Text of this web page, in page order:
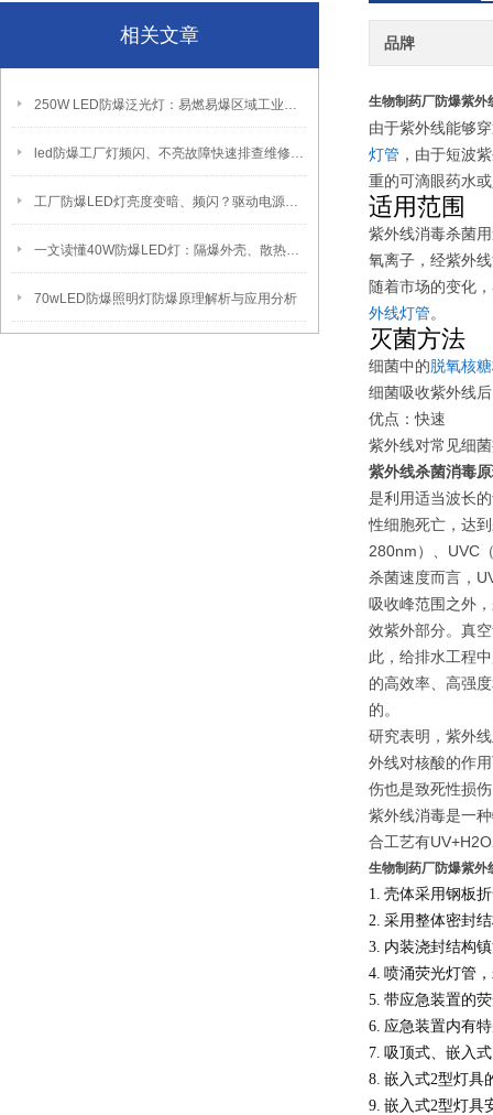
相关文章
250W LED防爆泛光灯：易燃易爆区域工业固定照明装置
led防爆工厂灯频闪、不亮故障快速排查维修方法
工厂防爆LED灯亮度变暗、频闪？驱动电源故障检修方法
一文读懂40W防爆LED灯：隔爆外壳、散热、防爆认证原理
70wLED防爆照明灯防爆原理解析与应用分析
品牌
生物制药厂防爆紫外
由于紫外线能够
灯管 ，由于短波
重的可滴眼药水
适用范围
紫外线消毒杀菌
氧离子，经紫外
随着市场的变化
外线灯管。
灭菌方法
细菌中的脱氧核
细菌吸收紫外线
优点：快速
紫外线对常见细
紫外线杀菌消毒
是利用适当波长
性细胞死亡，达
280nm）、UVC
杀菌速度而言，
吸收峰范围之外
效紫外部分。真空
此，给排水工程
的高效率、高强
的。
研究表明，紫外
外线对核酸的作
伤也是致死性损
紫外线消毒是一
合工艺有
生物制药厂防爆紫外
1. 壳体采用钢板
2. 采用整体密封
3. 内装浇封结构
4. 喷涌荧光灯管
5. 带应急装置的
6. 应急装置内有
7. 吸顶式、嵌入式
8. 嵌入式2型灯具
9. 嵌入式2型灯具